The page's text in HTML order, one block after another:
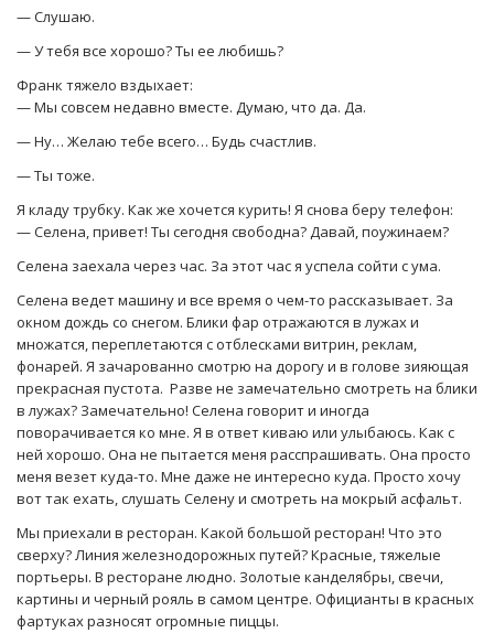
— Слушаю.
— У тебя все хорошо? Ты ее любишь?
Франк тяжело вздыхает:
— Мы совсем недавно вместе. Думаю, что да. Да.
— Ну… Желаю тебе всего… Будь счастлив.
— Ты тоже.
Я кладу трубку. Как же хочется курить! Я снова беру телефон:
— Селена, привет! Ты сегодня свободна? Давай, поужинаем?
Селена заехала через час. За этот час я успела сойти с ума.
Селена ведет машину и все время о чем-то рассказывает. За
окном дождь со снегом. Блики фар отражаются в лужах и
множатся, переплетаются с отблесками витрин, реклам,
фонарей. Я зачарованно смотрю на дорогу и в голове зияющая
прекрасная пустота. Разве не замечательно смотреть на блики
в лужах? Замечательно! Селена говорит и иногда
поворачивается ко мне. Я в ответ киваю или улыбаюсь. Как с
ней хорошо. Она не пытается меня расспрашивать. Она просто
меня везет куда-то. Мне даже не интересно куда. Просто хочу
вот так ехать, слушать Селену и смотреть на мокрый асфальт.
Мы приехали в ресторан. Какой большой ресторан! Что это
сверху? Линия железнодорожных путей? Красные, тяжелые
портьеры. В ресторане людно. Золотые канделябры, свечи,
картины и черный рояль в самом центре. Официанты в красных
фартуках разносят огромные пиццы.